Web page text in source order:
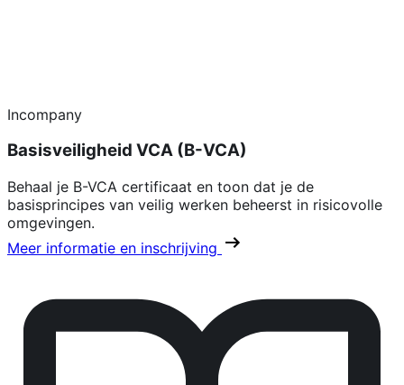
Incompany
Basisveiligheid VCA (B-VCA)
Behaal je B-VCA certificaat en toon dat je de
basisprincipes van veilig werken beheerst in risicovolle
omgevingen.
Meer informatie en inschrijving